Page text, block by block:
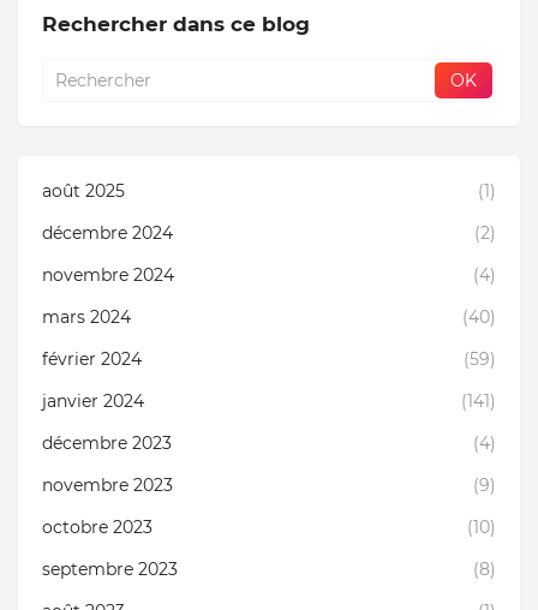
Rechercher dans ce blog
août 2025
(1)
décembre 2024
(2)
novembre 2024
(4)
mars 2024
(40)
février 2024
(59)
janvier 2024
(141)
décembre 2023
(4)
novembre 2023
(9)
octobre 2023
(10)
septembre 2023
(8)